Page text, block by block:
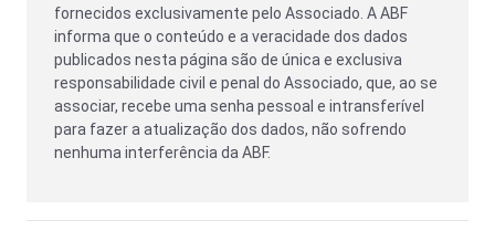
fornecidos exclusivamente pelo Associado. A ABF
informa que o conteúdo e a veracidade dos dados
publicados nesta página são de única e exclusiva
responsabilidade civil e penal do Associado, que, ao se
associar, recebe uma senha pessoal e intransferível
para fazer a atualização dos dados, não sofrendo
nenhuma interferência da ABF.